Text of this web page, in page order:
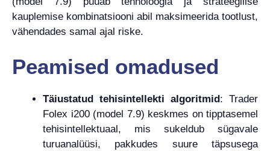
kauplemise kombinatsiooni abil maksimeerida tootlust,
vähendades samal ajal riske.
Peamised omadused
Täiustatud tehisintellekti algoritmid: Trader
Folex i200 (model 7.9) keskmes on tipptasemel
tehisintellektuaal, mis sukeldub sügavale
turuanalüüsi, pakkudes suure täpsusega